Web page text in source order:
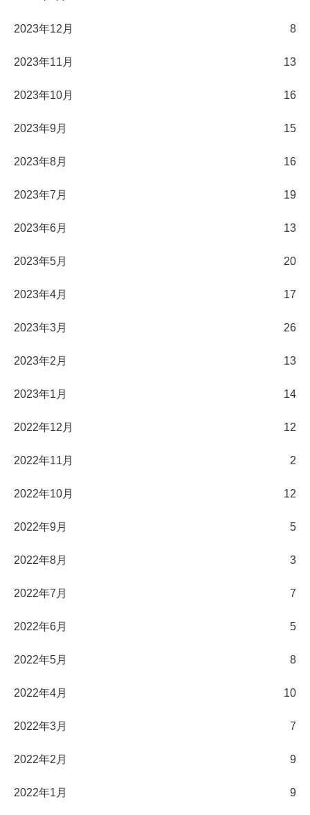
2023年12月 8
2023年11月 13
2023年10月 16
2023年9月 15
2023年8月 16
2023年7月 19
2023年6月 13
2023年5月 20
2023年4月 17
2023年3月 26
2023年2月 13
2023年1月 14
2022年12月 12
2022年11月 2
2022年10月 12
2022年9月 5
2022年8月 3
2022年7月 7
2022年6月 5
2022年5月 8
2022年4月 10
2022年3月 7
2022年2月 9
2022年1月 9